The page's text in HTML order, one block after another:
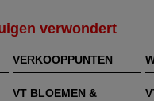
verwondert
VERKOOPPUNTEN
VT BLOEMEN &